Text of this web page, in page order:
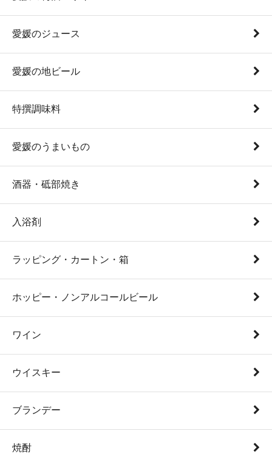
愛媛のジュース
愛媛の地ビール
特撰調味料
愛媛のうまいもの
酒器・砥部焼き
入浴剤
ラッピング・カートン・箱
ホッピー・ノンアルコールビール
ワイン
ウイスキー
ブランデー
焼酎